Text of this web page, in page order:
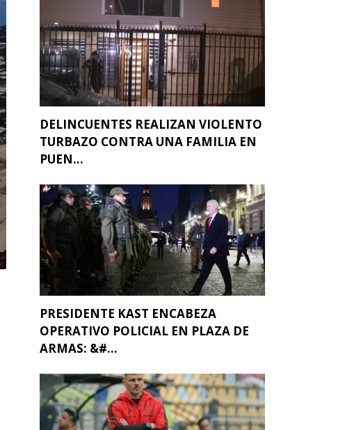
DELINCUENTES REALIZAN VIOLENTO
TURBAZO CONTRA UNA FAMILIA EN
PUEN...
PRESIDENTE KAST ENCABEZA
OPERATIVO POLICIAL EN PLAZA DE
ARMAS: &#...